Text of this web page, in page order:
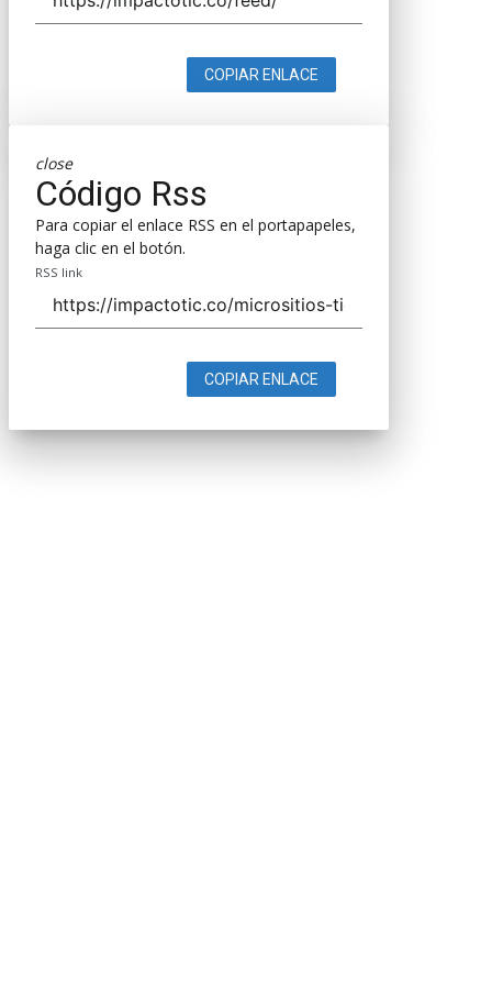
COPIAR ENLACE
close
Código Rss
Para copiar el enlace RSS en el portapapeles,
haga clic en el botón.
RSS link
COPIAR ENLACE